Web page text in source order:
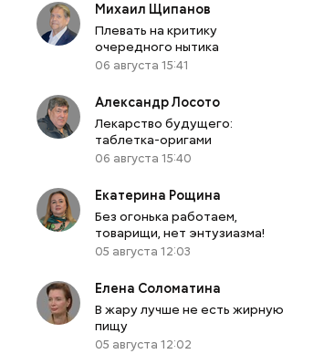
Михаил Щипанов
Плевать на критику
очередного нытика
06 августа 15:41
Александр Лосото
Лекарство будущего:
таблетка-оригами
06 августа 15:40
Екатерина Рощина
Без огонька работаем,
товарищи, нет энтузиазма!
05 августа 12:03
Елена Соломатина
В жару лучше не есть жирную
пищу
05 августа 12:02